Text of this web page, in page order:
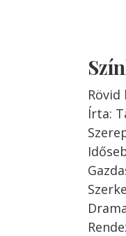
Írta: